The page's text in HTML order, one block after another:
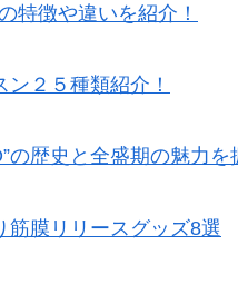
特徴や違いを紹介！
２５種類紹介！
の歴史と全盛期の魅力を
筋膜リリースグッズ8選